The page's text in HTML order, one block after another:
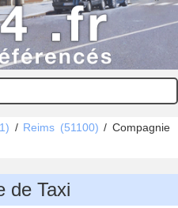
/ Reims (51100) /Compagnie
de Taxi